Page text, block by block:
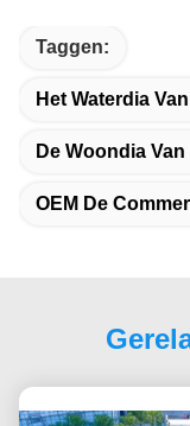
Taggen:
Het Waterdia
De Woondia
OEM De